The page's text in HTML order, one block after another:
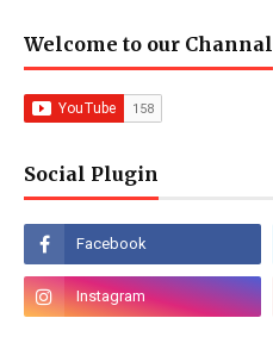
Welcome to our Channal
Social Plugin